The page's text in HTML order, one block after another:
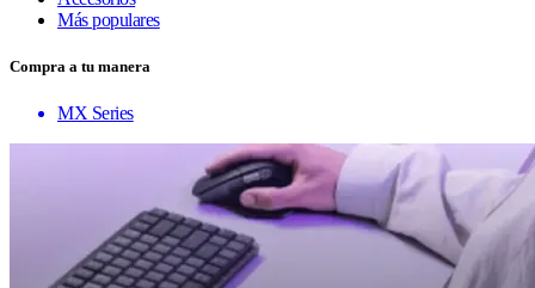
Más populares
Compra a tu manera
MX Series